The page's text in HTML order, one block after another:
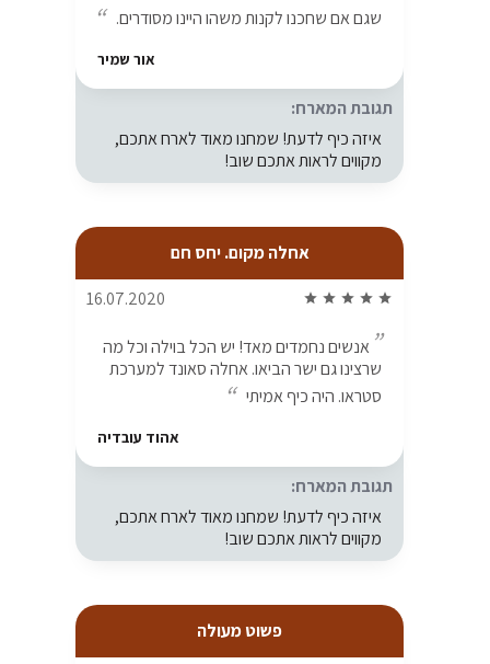
שגם אם שחכנו לקנות משהו היינו מסודרים.
אור שמיר
תגובת המארח:
איזה כיף לדעת! שמחנו מאוד לארח אתכם,
מקווים לראות אתכם שוב!
אחלה מקום. יחס חם
star
star
star
star
star
16.07.2020
אנשים נחמדים מאד! יש הכל בוילה וכל מה
שרצינו גם ישר הביאו. אחלה סאונד למערכת
סטראו. היה כיף אמיתי
אהוד עובדיה
תגובת המארח:
איזה כיף לדעת! שמחנו מאוד לארח אתכם,
מקווים לראות אתכם שוב!
פשוט מעולה